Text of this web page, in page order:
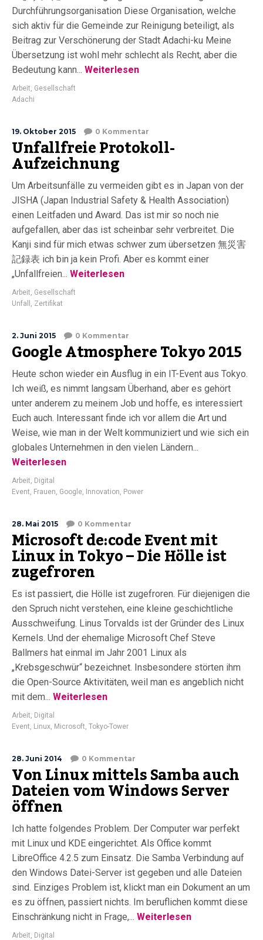
Durchführungsorganisation Diese Organisation, welche
sich aktiv für die Gemeinde zur Reinigung beteiligt, als
Beitrag zur Verschönerung der Stadt Adachi-ku Meine
Übersetzung ist wohl mehr schlecht als Recht, aber die
Bedeutung kann... Weiterlesen
Arbeit Gesellschaft
Adachi
19. Oktober 2015 0 Kommentar
Unfallfreie Protokoll-
Aufzeichnung
Um Arbeitsunfälle zu vermeiden gibt es in Japan von der
JISHA (Japan Industrial Safety & Health Association)
einen Leitfaden und Award. Das ist mir so noch nie
aufgefallen, aber das ist scheinbar sehr verbreitet. Die
Kanji sind für mich etwas schwer zum übersetzen 無災害
記録表 ich bin ja kein Profi. Aber es kommt einer
„Unfallfreien... Weiterlesen
Arbeit Gesellschaft
Unfall
Zertifikat
2. Juni 2015 0 Kommentar
Google Atmosphere Tokyo 2015
Heute schon wieder ein Ausflug in ein IT-Event aus Tokyo.
Ich weiß, es nimmt langsam Überhand, aber es gehört
unter anderem zu meinem Job und hoffe, es interessiert
Euch auch. Interessant finde ich vor allem die Art und
Weise, wie man in der Welt kommuniziert und wie sich ein
globales Unternehmen in den vielen Ländern...
Weiterlesen
Arbeit Digital
Event Frauen Google Innovation Power
28. Mai 2015 0 Kommentar
Microsoft de:code Event mit
Linux in Tokyo – Die Hölle ist
zugefroren
Es ist passiert, die Hölle ist zugefroren. Für diejenigen die
den Spruch nicht verstehen, eine kleine geschichtliche
Ausschweifung. Linus Torvalds ist der Gründer des Linux
Kernels. Und der ehemalige Microsoft Chef Steve
Ballmers hat einmal im Jahr 2001 Linux als
„Krebsgeschwür“ bezeichnet. Insbesondere störten ihm
die Open-Source Aktivitäten, weil man es angeblich nicht
mit dem... Weiterlesen
Arbeit Digital
Event Linux Microsoft Tokyo-Tower
28. Juni 2014 0 Kommentar
Von Linux mittels Samba auch
Dateien vom Windows Server
öffnen
Ich hatte folgendes Problem. Der Computer war perfekt
mit Linux und KDE eingerichtet. Als Office kommt
LibreOffice 4.2.5 zum Einsatz. Die Samba Verbindung auf
den Windows Datei-Server ist gegeben und alle Dateien
sind. Einziges Problem ist, klickt man ein Dokument an um
es zu öffnen, passiert nichts. Im beruflichen kommt diese
Einschränkung nicht in Frage,... Weiterlesen
Arbeit Digital